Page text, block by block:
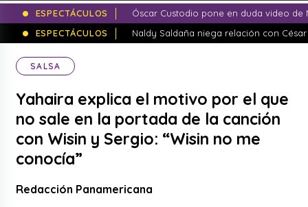
ESPECTÁCULOS
Óscar Custodio pone en duda video de
ESPECTÁCULOS
Naldy Saldaña niega relación con
SALSA
Yahaira explica el motivo por el que
no sale en la portada de la canción
con Wisin y Sergio: “Wisin no me
conocía”
Redacción Panamericana